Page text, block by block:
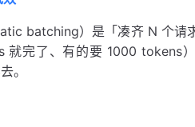
batching）是「凑齐 N 个请
就完了、有的要 1000 tokens
。